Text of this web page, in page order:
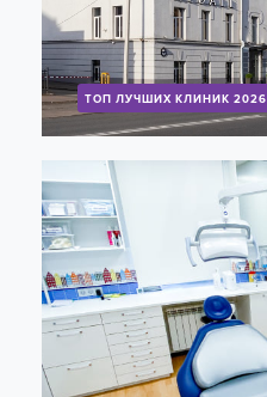
ТОП ЛУЧШИХ КЛИНИК 2026